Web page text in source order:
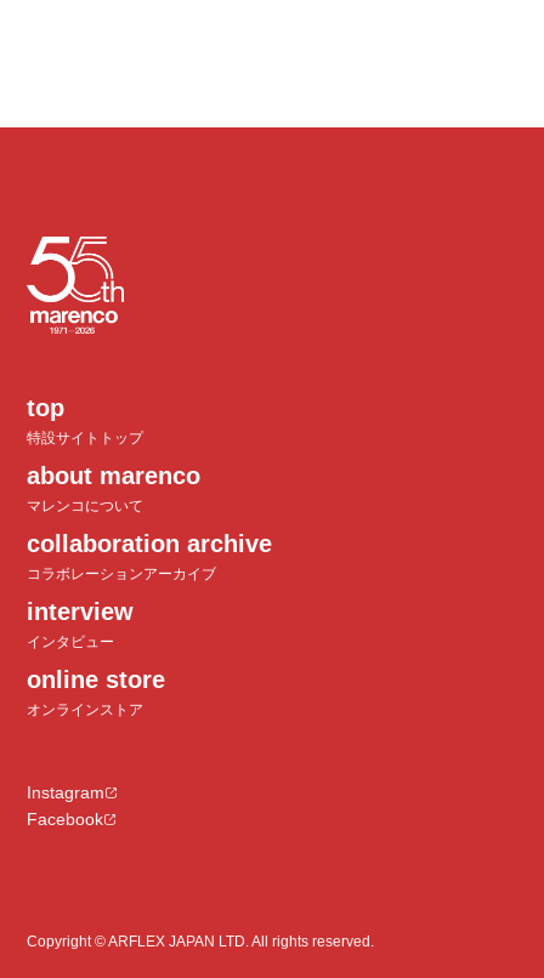
top
特設サイトトップ
about marenco
マレンコについて
collaboration archive
コラボレーションアーカイブ
interview
インタビュー
online store
オンラインストア
Instagram
Facebook
Copyright © ARFLEX JAPAN LTD. All rights reserved.